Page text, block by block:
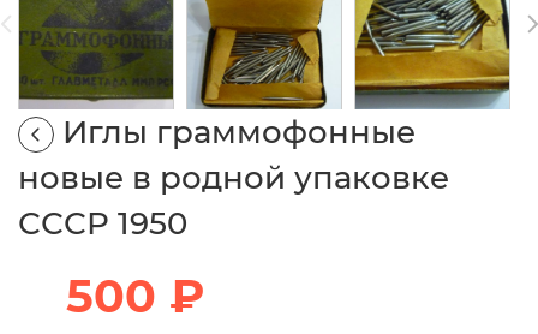
Иглы граммофонные
новые в родной упаковке
СССР 1950
500 ₽